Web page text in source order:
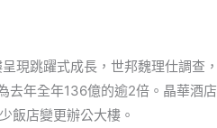
現跳躍式成長，世邦魏理仕調查
去年全年136億的逾2倍。晶華酒
飯店變更辦公大樓。